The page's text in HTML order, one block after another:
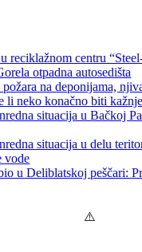
reciklažnom centru
otpadna autosedišta
na deponijama,
li neko konačno biti
situacija u Bačkoj
situacija u delu
vode
u Deliblatskoj peščari: